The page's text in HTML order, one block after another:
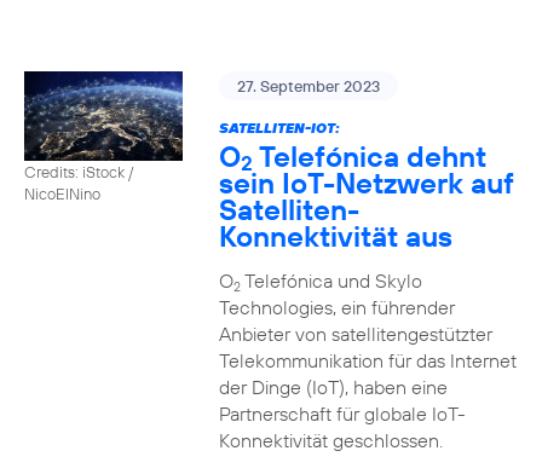
Credits: iStock /
NicoElNino
27. September 2023
SATELLITEN-IOT:
O2 Telefónica dehnt
sein IoT-Netzwerk auf
Satelliten-
Konnektivität aus
O2Telefónica und Skylo
Technologies, ein führender
Anbieter von satellitengestützter
Telekommunikation für das Internet
der Dinge (IoT), haben eine
Partnerschaft für globale IoT-
Konnektivität geschlossen.